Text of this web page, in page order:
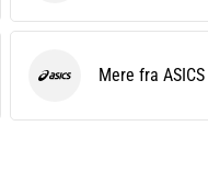
ASICS Mere fra ASICS